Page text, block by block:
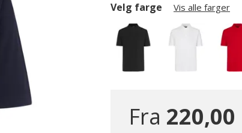
Velg farge Vis alle farger
Fra